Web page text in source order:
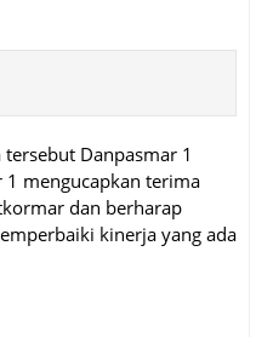
Danpasmar 1
1 mengucapkan terima
dan berharap
kinerja yang ada